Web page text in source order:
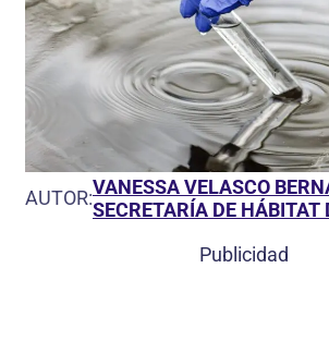
AUTOR:VANESSA VELASCO
SECRETARÍA DE HÁBITAT
Publicidad